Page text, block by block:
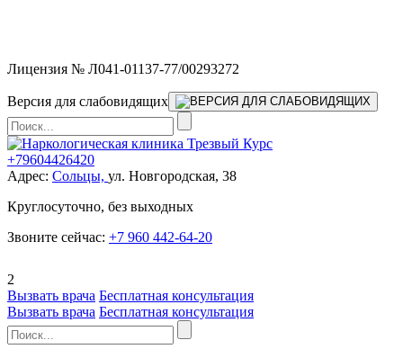
Лицензия № Л041-01137-77/00293272
Версия для слабовидящих
+79604426420
Адрес: Сольцы, ул. Новгородская, 38
Круглосуточно, без выходных
Звоните сейчас: +7 960 442-64-20
2
Вызвать врача Бесплатная консультация
Вызвать врача Бесплатная консультация